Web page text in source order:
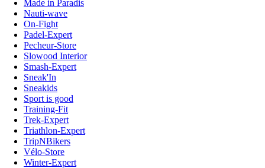
Made in Paradis
Nauti-wave
On-Fight
Padel-Expert
Pecheur-Store
Slowood Interior
Smash-Expert
Sneak'In
Sneakids
Sport is good
Training-Fit
Trek-Expert
Triathlon-Expert
TripNBikers
Vélo-Store
Winter-Expert